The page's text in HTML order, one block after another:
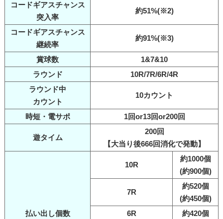
コードギアスチャンス
突入率
約51%(※2)
コードギアスチャンス
継続率
約91%(※3)
賞球数
1&7&10
ラウンド
10R/7R/6R/4R
ラウンド中
カウント
10カウント
時短・電サポ 1回or13回or200回
遊タイム
200回
【大当り後666回消化で発動】
払い出し個数
10R
約1000個
(約900個)
7R
約520個
(約450個)
6R
約420個